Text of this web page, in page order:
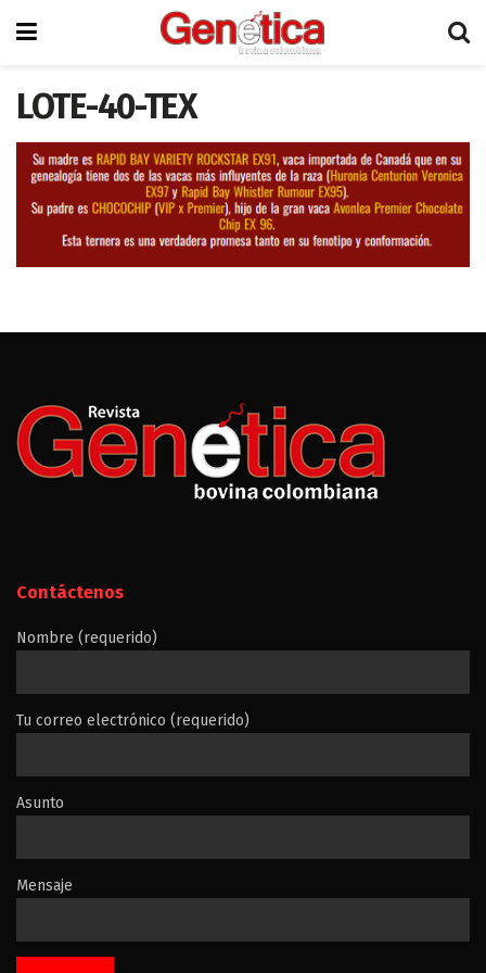
LOTE-40-TEX
Contáctenos
Nombre (requerido)
Tu correo electrónico (requerido)
Asunto
Mensaje